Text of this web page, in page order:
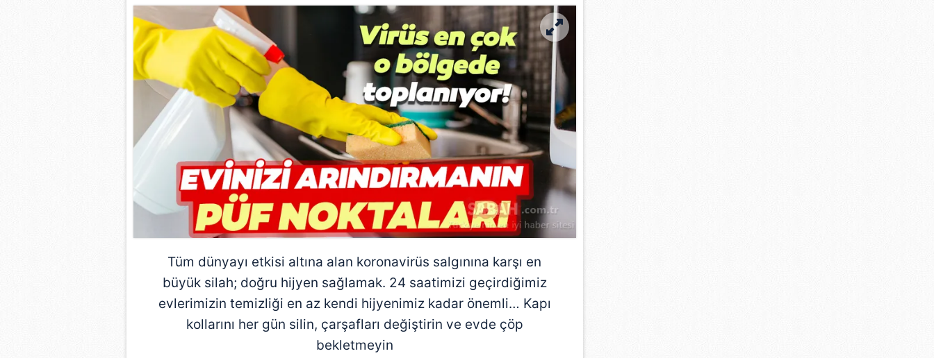
Tüm dünyayı etkisi altına alan koronavirüs salgınına karşı en
büyük silah; doğru hijyen sağlamak. 24 saatimizi geçirdiğimiz
evlerimizin temizliği en az kendi hijyenimiz kadar önemli… Kapı
kollarını her gün silin, çarşafları değiştirin ve evde çöp
bekletmeyin